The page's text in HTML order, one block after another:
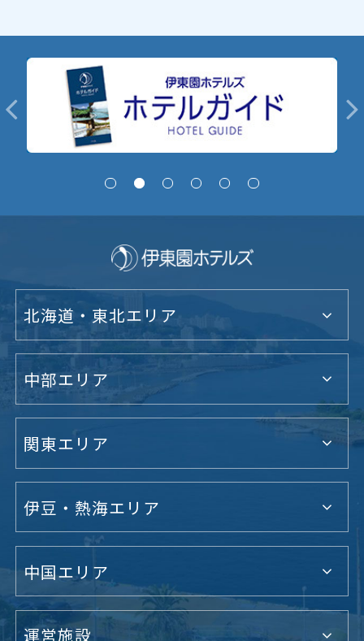
北海道・東北エリア
中部エリア
関東エリア
伊豆・熱海エリア
中国エリア
運営施設